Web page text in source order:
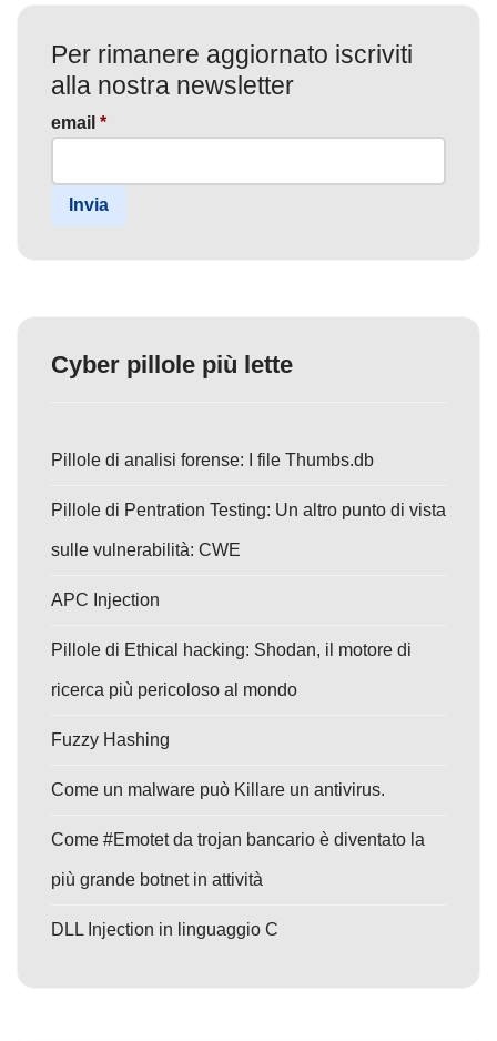
Per rimanere aggiornato iscriviti
alla nostra newsletter
email *
Invia
Cyber pillole più lette
Pillole di analisi forense: I file Thumbs.db
Pillole di Pentration Testing: Un altro punto di vista
sulle vulnerabilità: CWE
APC Injection
Pillole di Ethical hacking: Shodan, il motore di
ricerca più pericoloso al mondo
Fuzzy Hashing
Come un malware può Killare un antivirus.
Come #Emotet da trojan bancario è diventato la
più grande botnet in attività
DLL Injection in linguaggio C